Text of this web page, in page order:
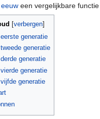
een vergelijkbare functie
[verbergen]
generatie
tweede generatie
generatie
generatie
vijfde generatie